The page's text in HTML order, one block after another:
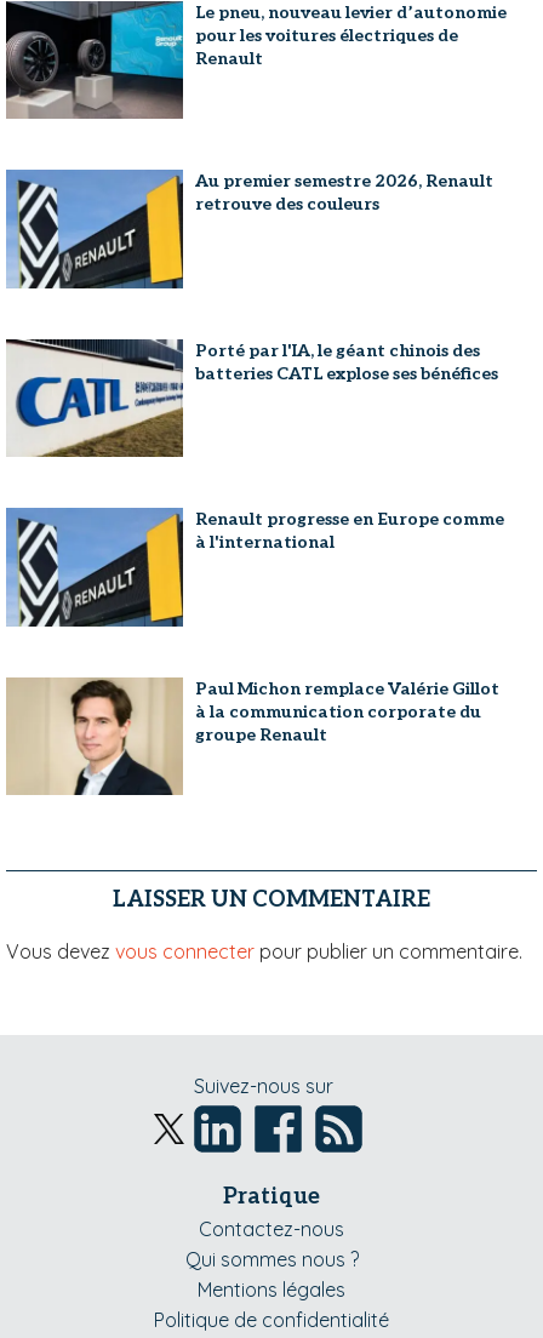
Le pneu, nouveau levier d’autonomie
pour les voitures électriques de
Renault
Au premier semestre 2026, Renault
retrouve des couleurs
Porté par l'IA, le géant chinois des
batteries CATL explose ses bénéfices
Renault progresse en Europe comme
à l'international
Paul Michon remplace Valérie Gillot
à la communication corporate du
groupe Renault
LAISSER UN COMMENTAIRE
Vous devez vous connecter pour publier un commentaire.
Suivez-nous sur
Pratique
Contactez-nous
Qui sommes nous ?
Mentions légales
Politique de confidentialité